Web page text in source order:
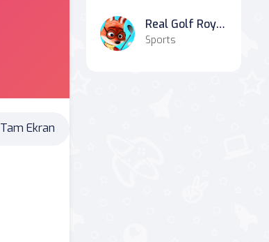
Tam Ekran
Real Golf Royale Game
Sports